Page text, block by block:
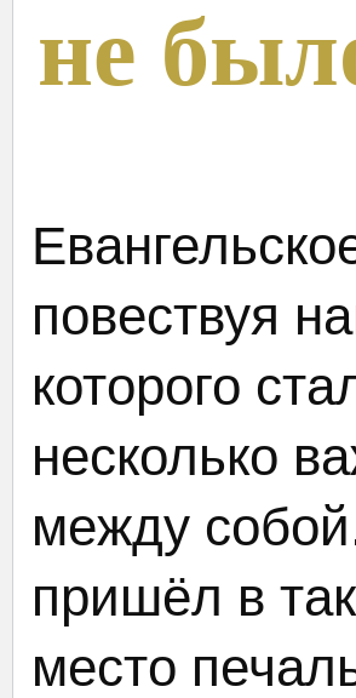
не
повествуя
которого
несколько
между
пришёл в
место